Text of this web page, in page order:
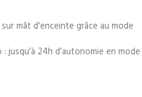
mât d'enceinte grâce au mode
24h d’autonomie en mode